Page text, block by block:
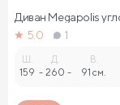
Диван Megapolis
5.0
1
Ш.
159 -
Д.
260 -
В.
91 см.